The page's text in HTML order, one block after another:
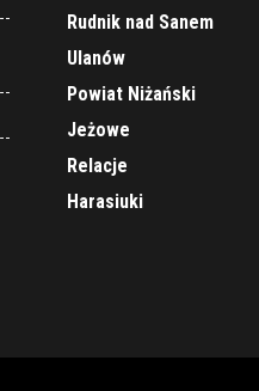
Rudnik nad Sanem
Ulanów
Powiat Niżański
Jeżowe
Relacje
Harasiuki